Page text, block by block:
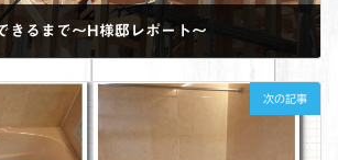
きるまで～H様邸レポート～
次の記事